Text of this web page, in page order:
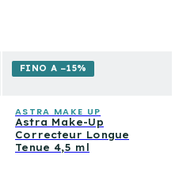
FINO A −15%
ASTRA MAKE UP
Astra Make-Up
Correcteur Longue
Tenue 4,5 ml